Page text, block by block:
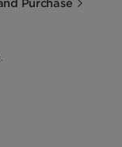
Purchase